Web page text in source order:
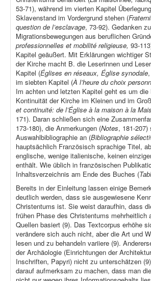
53-71), während im vierten Kapitel
Sklavenstand im Vordergrund stehen (
question de l’esclavage, 73-92). Gedanken zu
Migrationsbewegungen aus beruflichen
professionnelles et mobilité religieuse, 93-
Kapitel geäußert. Mit Erklärungen wichtiger
der Kirche macht B. die Leserinnen und
Kapitel (Églises en réseaux, Église synodale
im siebten Kapitel (À l’heure du choix
Im achten und letzten Kapitel geht es um
Kontinuität der Kirche im Kleinen und im
et continuité: de l’Église à la maison à la
171). Daran schließen sich eine
173-180), die Anmerkungen (Notes, 181-207)
Auswahlbibliographie an (Bibliographie
hauptsächlich Französisch sprachige Titel,
englische, wenige italienische, keinen
enthält. Wie üblich in französischen
Inhaltsverzeichnis am Ende des Buches (
Bereits in der Einleitung lassen einige
deutlich werden, dass sie ausgewiesene
Christentums ist. Sie weist daraufhin, dass
frühen Phase des Christentums mehrheitlich
Quellen basiert (9). Das Textcorpus erhöhe
verändere sich auch nicht, aber die Art und
lesen und zu behandeln variiere (9).
der Archäologie (Einrichtungen der
Inschriften, Papyri) nicht zu unterschätzen
darauf aufmerksam zu machen, dass man